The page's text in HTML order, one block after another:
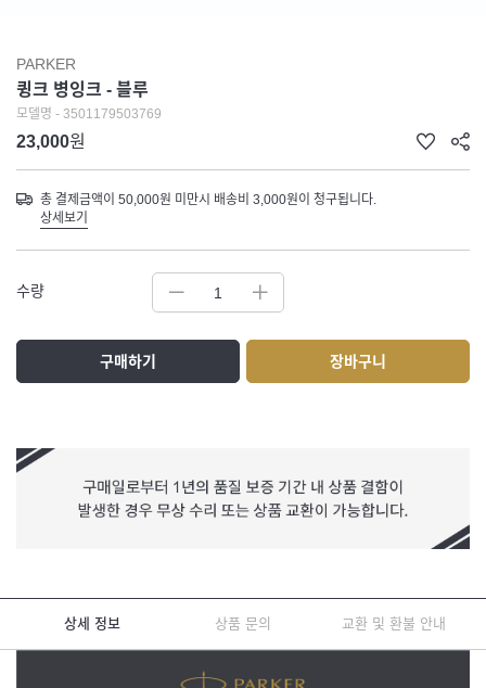
PARKER
큉크 병잉크 - 블루
모델명 - 3501179503769
23,000원
총 결제금액이 50,000원 미만시 배송비 3,000원이 청구됩니다.
상세보기
수량
구매하기 장바구니
상세 정보 상품 문의 교환 및 환불 안내